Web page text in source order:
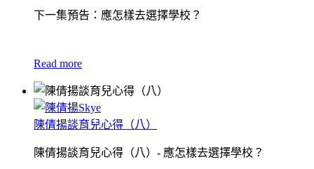
下一集預告：應怎樣去選擇學校？
Read more
陳倩揚談育兒心得（八）
陳倩揚談育兒心得（八）- 應怎樣去選擇學校？